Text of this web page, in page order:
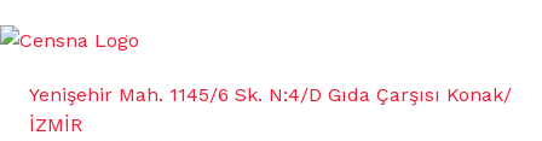
Yenişehir Mah. 1145/6 Sk. N:4/D Gıda Çarşısı Konak/
İZMİR